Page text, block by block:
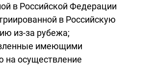
в Российской Федерации
в Российскую
из-за рубежа;
имеющими
на осуществление